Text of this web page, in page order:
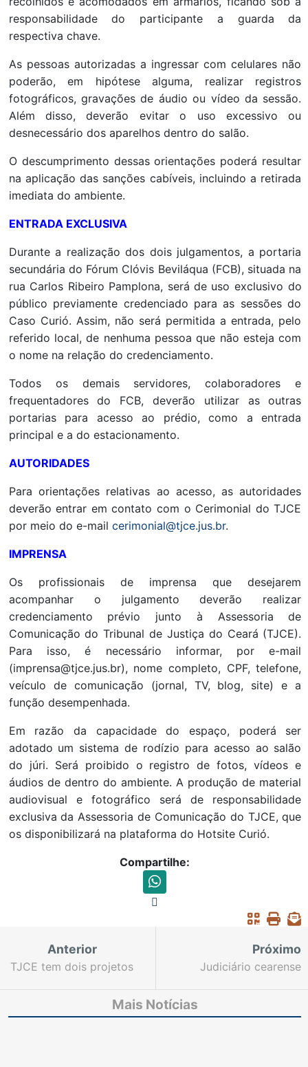
responsabilidade do participante a guarda da
respectiva chave.
As pessoas autorizadas a ingressar com celulares não
poderão, em hipótese alguma, realizar registros
fotográficos, gravações de áudio ou vídeo da sessão.
Além disso, deverão evitar o uso excessivo ou
desnecessário dos aparelhos dentro do salão.
O descumprimento dessas orientações poderá resultar
na aplicação das sanções cabíveis, incluindo a retirada
imediata do ambiente.
ENTRADA EXCLUSIVA
Durante a realização dos dois julgamentos, a portaria
secundária do Fórum Clóvis Beviláqua (FCB), situada na
rua Carlos Ribeiro Pamplona, será de uso exclusivo do
público previamente credenciado para as sessões do
Caso Curió. Assim, não será permitida a entrada, pelo
referido local, de nenhuma pessoa que não esteja com
o nome na relação do credenciamento.
Todos os demais servidores, colaboradores e
frequentadores do FCB, deverão utilizar as outras
portarias para acesso ao prédio, como a entrada
principal e a do estacionamento.
AUTORIDADES
Para orientações relativas ao acesso, as autoridades
deverão entrar em contato com o Cerimonial do TJCE
por meio do e-mail cerimonial@tjce.jus.br.
IMPRENSA
Os profissionais de imprensa que desejarem
acompanhar o julgamento deverão realizar
credenciamento prévio junto à Assessoria de
Comunicação do Tribunal de Justiça do Ceará (TJCE).
Para isso, é necessário informar, por e-mail
(imprensa@tjce.jus.br), nome completo, CPF, telefone,
veículo de comunicação (jornal, TV, blog, site) e a
função desempenhada.
Em razão da capacidade do espaço, poderá ser
adotado um sistema de rodízio para acesso ao salão
do júri. Será proibido o registro de fotos, vídeos e
áudios de dentro do ambiente. A produção de material
audiovisual e fotográfico será de responsabilidade
exclusiva da Assessoria de Comunicação do TJCE, que
os disponibilizará na plataforma do Hotsite Curió.
Compartilhe:
Anterior
TJCE tem dois projetos
Comunicação e Justiça
Próximo
Judiciário cearense
debate sobre
Mais Notícias